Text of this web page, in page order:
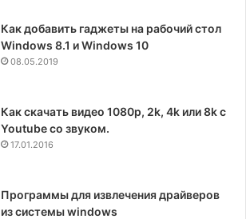
Как добавить гаджеты на рабочий стол
Windows 8.1 и Windows 10
08.05.2019
Как скачать видео 1080p, 2k, 4k или 8k с
Youtube со звуком.
17.01.2016
Программы для извлечения драйверов
из системы windows